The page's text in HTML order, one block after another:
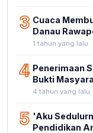
3 Cuaca
Danau
1 tahun yang lalu
4 Penerimaan
Bukti
4 tahun yang lalu
5 'Aku
Pendidikan